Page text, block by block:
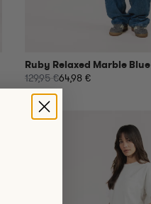
Ruby Relaxed Marble Blue
129,95 €64,98 €